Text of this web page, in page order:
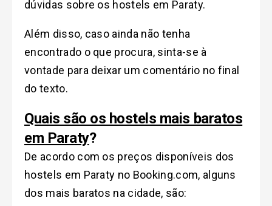
dúvidas sobre os hostels em Paraty.
Além disso, caso ainda não tenha
encontrado o que procura, sinta-se à
vontade para deixar um comentário no final
do texto.
Quais são os hostels mais baratos
em Paraty?
De acordo com os preços disponíveis dos
hostels em Paraty no Booking.com, alguns
dos mais baratos na cidade, são: